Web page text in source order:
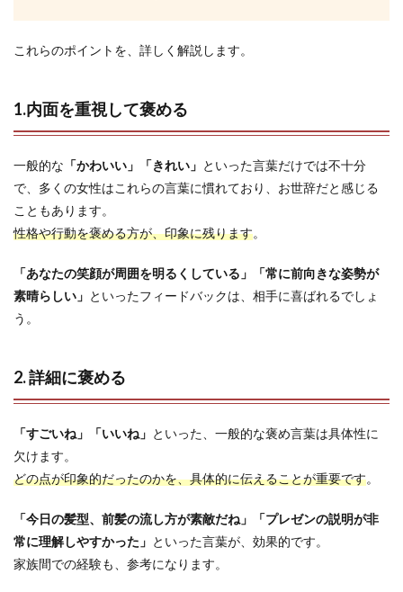
これらのポイントを、詳しく解説します。
1.内面を重視して褒める
一般的な 「かわいい」「きれい」 といった言葉だけでは不十分
で、多くの女性はこれらの言葉に慣れており、お世辞だと感じる
こともあります。
性格や行動を褒める方が、印象に残ります。
「あなたの笑顔が周囲を明るくしている」「常に前向きな姿勢が
素晴らしい」 といったフィードバックは、相手に喜ばれるでしょ
う。
2. 詳細に褒める
「すごいね」「いいね」 といった、一般的な褒め言葉は具体性に
欠けます。
どの点が印象的だったのかを、具体的に伝えることが重要です。
「今日の髪型、前髪の流し方が素敵だね」「プレゼンの説明が非
常に理解しやすかった」 といった言葉が、効果的です。
家族間での経験も、参考になります。